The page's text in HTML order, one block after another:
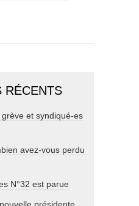
RÉCENTS
et syndiqué-es
avez-vous perdu
N°32 est parue